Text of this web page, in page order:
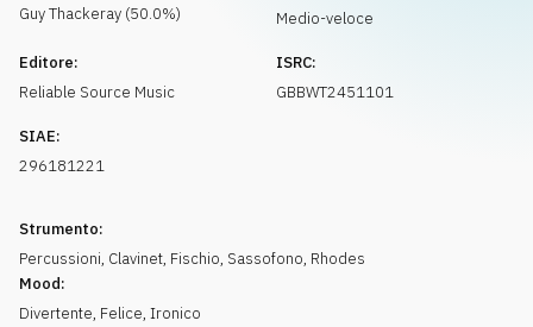
GuyThackeray (50.0%)
Medio-veloce
Editore:
Reliable Source Music
ISRC:
GBBWT2451101
SIAE:
296181221
Strumento:
Percussioni, Clavinet, Fischio, Sassofono, Rhodes
Mood:
Divertente, Felice, Ironico